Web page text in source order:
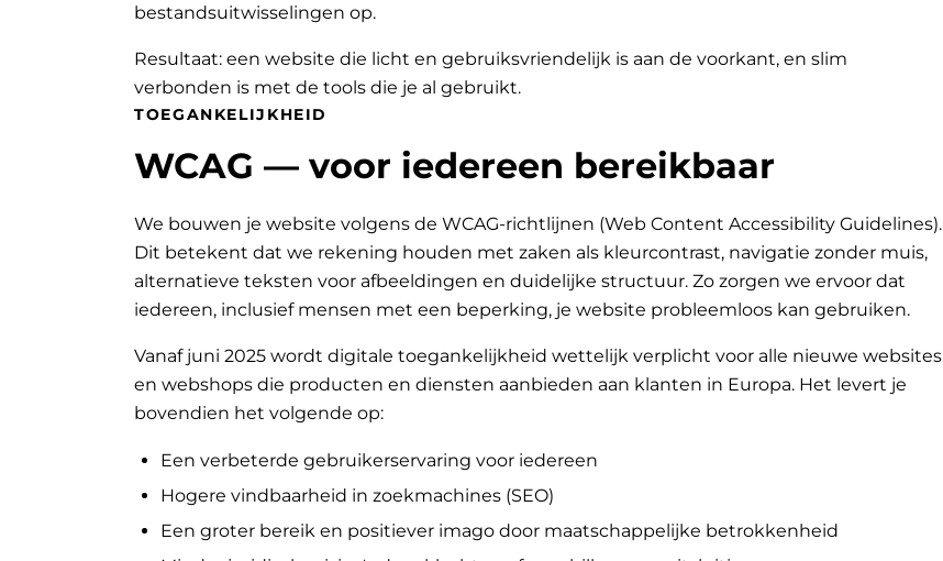
bestandsuitwisselingen op.
Resultaat: een website die licht en gebruiksvriendelijk is aan de voorkant, en slim
verbonden is met de tools die je al gebruikt.
TOEGANKELIJKHEID
WCAG — voor iedereen bereikbaar
We bouwen je website volgens de WCAG-richtlijnen (Web Content Accessibility Guidelines).
Dit betekent dat we rekening houden met zaken als kleurcontrast, navigatie zonder muis,
alternatieve teksten voor afbeeldingen en duidelijke structuur. Zo zorgen we ervoor dat
iedereen, inclusief mensen met een beperking, je website probleemloos kan gebruiken.
Vanaf juni 2025 wordt digitale toegankelijkheid wettelijk verplicht voor alle nieuwe websites
en webshops die producten en diensten aanbieden aan klanten in Europa. Het levert je
bovendien het volgende op:
Een verbeterde gebruikerservaring voor iedereen
Hogere vindbaarheid in zoekmachines (SEO)
Een groter bereik en positiever imago door maatschappelijke betrokkenheid